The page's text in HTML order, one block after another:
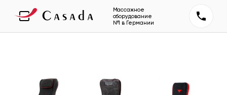
Массажное
оборудование
№1 в Германии